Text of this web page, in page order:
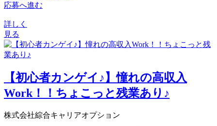
応募へ進む
詳しく
見る
【初心者カンゲイ♪】憧れの高収入
Work！！ちょこっと残業あり♪
株式会社綜合キャリアオプション